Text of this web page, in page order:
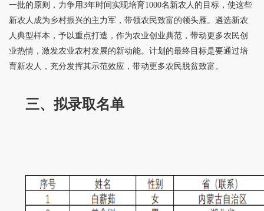
一批的原则，力争用3年时间实现培育1000名新农人的目标，使这些
新农人成为乡村振兴的主力军，带领农民致富的领头雁。遴选新农
人典型样本，予以重点打造，作为农业创业典范，带动更多农民创
业热情，激发农业农村发展的新动能。计划的最终目标是要通过培
育新农人，充分发挥其示范效应，带动更多农民脱贫致富。
三、拟录取名单